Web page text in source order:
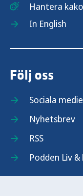
Hantera
In English
Följ oss
Sociala
Nyhetsbrev
RSS
Podden Liv &